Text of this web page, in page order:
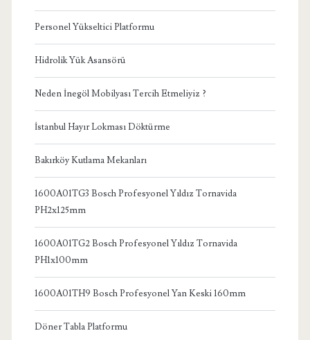
Personel Yükseltici Platformu
Hidrolik Yük Asansörü
Neden İnegöl Mobilyası Tercih Etmeliyiz ?
İstanbul Hayır Lokması Döktürme
Bakırköy Kutlama Mekanları
1600A01TG3 Bosch Profesyonel Yıldız Tornavida
PH2x125mm
1600A01TG2 Bosch Profesyonel Yıldız Tornavida
PH1x100mm
1600A01TH9 Bosch Profesyonel Yan Keski 160mm
Döner Tabla Platformu